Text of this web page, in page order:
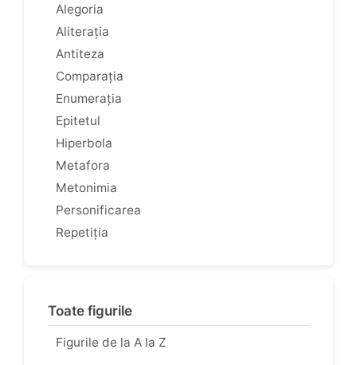
Alegoria
Aliterația
Antiteza
Comparația
Enumerația
Epitetul
Hiperbola
Metafora
Metonimia
Personificarea
Repetiția
Toate figurile
Figurile de la A la Z